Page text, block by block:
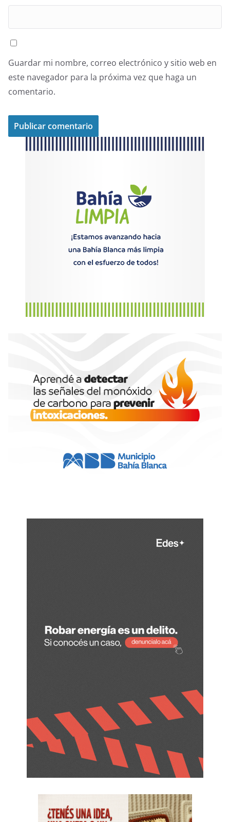
Guardar mi nombre, correo electrónico y sitio web en
este navegador para la próxima vez que haga un
comentario.